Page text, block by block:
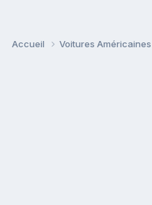
Accueil Voitures Américaines